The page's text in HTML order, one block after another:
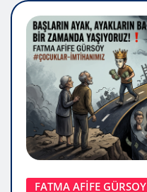
FATMA AFİFE GÜRSOY